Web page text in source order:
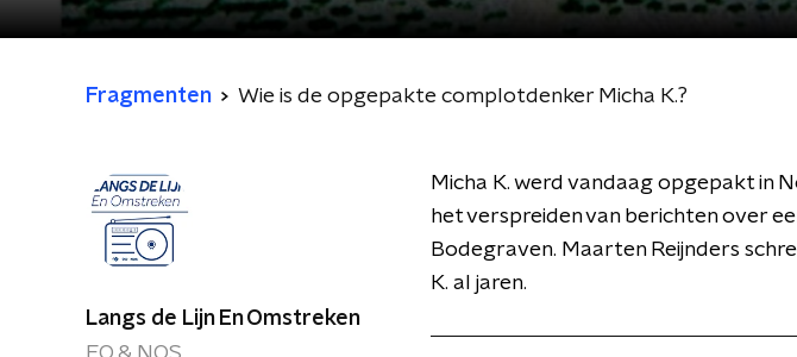
Fragmenten Wie is de opgepakte complotdenker Micha K.?
Langs de Lijn En Omstreken
Micha K. werd vandaag opgepakt in
het verspreiden van berichten over
Bodegraven. Maarten Reijnders
K. al jaren.